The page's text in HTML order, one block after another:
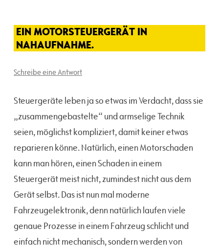
EIN MOTORSTEUERGERÄT IN
NAHAUFNAHME.
Schreibe eine Antwort
Steuergeräte leben ja so etwas im Verdacht, dass sie
„zusammengebastelte“ und armselige Technik
seien, möglichst kompliziert, damit keiner etwas
reparieren könne. Natürlich, einen Motorschaden
kann man hören, einen Schaden in einem
Steuergerät meist nicht, zumindest nicht aus dem
Gerät selbst. Das ist nun mal moderne
Fahrzeugelektronik, denn natürlich laufen viele
genaue Prozesse in einem Fahrzeug schlicht und
einfach nicht mechanisch, sondern werden von